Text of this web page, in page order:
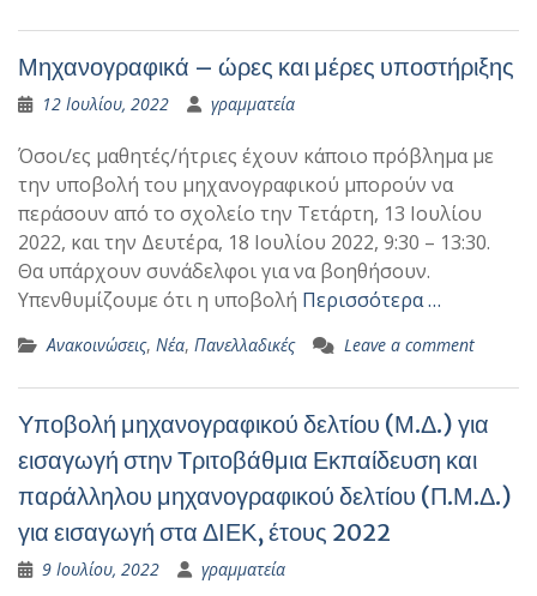
Μηχανογραφικά – ώρες και μέρες υποστήριξης
12 Ιουλίου, 2022 γραμματεία
Όσοι/ες μαθητές/ήτριες έχουν κάποιο πρόβλημα με
την υποβολή του μηχανογραφικού μπορούν να
περάσουν από το σχολείο την Τετάρτη, 13 Ιουλίου
2022, και την Δευτέρα, 18 Ιουλίου 2022, 9:30 – 13:30.
Θα υπάρχουν συνάδελφοι για να βοηθήσουν.
Υπενθυμίζουμε ότι η υποβολή Περισσότερα …
Ανακοινώσεις, Νέα, Πανελλαδικές Leave a comment
Υποβολή μηχανογραφικού δελτίου (Μ.Δ.) για
εισαγωγή στην Τριτοβάθμια Εκπαίδευση και
παράλληλου μηχανογραφικού δελτίου (Π.Μ.Δ.)
για εισαγωγή στα ΔΙΕΚ, έτους 2022
9 Ιουλίου, 2022 γραμματεία